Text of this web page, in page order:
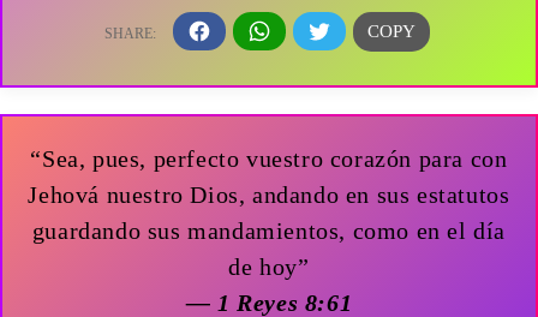
“Sea, pues, perfecto vuestro corazón para con
Jehová nuestro Dios, andando en sus estatutos
guardando sus mandamientos, como en el día
de hoy”
— 1 Reyes 8:61